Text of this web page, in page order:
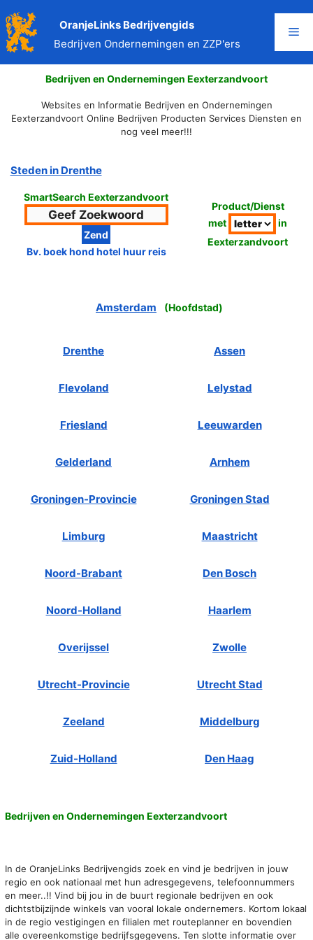
naar
de
inhoud
OranjeLinks Bedrijvengids
Bedrijven Ondernemingen en ZZP'ers
Bedrijven en Ondernemingen Eexterzandvoort
Websites en Informatie Bedrijven en Ondernemingen
Eexterzandvoort Online Bedrijven Producten Services Diensten en
nog veel meer!!!
Steden in Drenthe
SmartSearch Eexterzandvoort
Bv. boek hond hotel huur reis
Product/Dienst
met
in
Eexterzandvoort
Amsterdam (Hoofdstad)
Drenthe Assen
Flevoland Lelystad
Friesland Leeuwarden
Gelderland Arnhem
Groningen-Provincie Groningen Stad
Limburg Maastricht
Noord-Brabant Den Bosch
Noord-Holland Haarlem
Overijssel Zwolle
Utrecht-Provincie Utrecht Stad
Zeeland Middelburg
Zuid-Holland Den Haag
Bedrijven en Ondernemingen Eexterzandvoort
In de OranjeLinks Bedrijvengids zoek en vind je bedrijven in jouw
regio en ook nationaal met hun adresgegevens, telefoonnummers
en meer..!! Vind bij jou in de buurt regionale bedrijven en ook
dichtstbijzijnde winkels van vooral lokale ondernemers. Kortom lokaal
in de regio vestigingen en filialen met routeplanner en bovendien
alle overeenkomstige bedrijfsgegevens. Ten slotte informatie over